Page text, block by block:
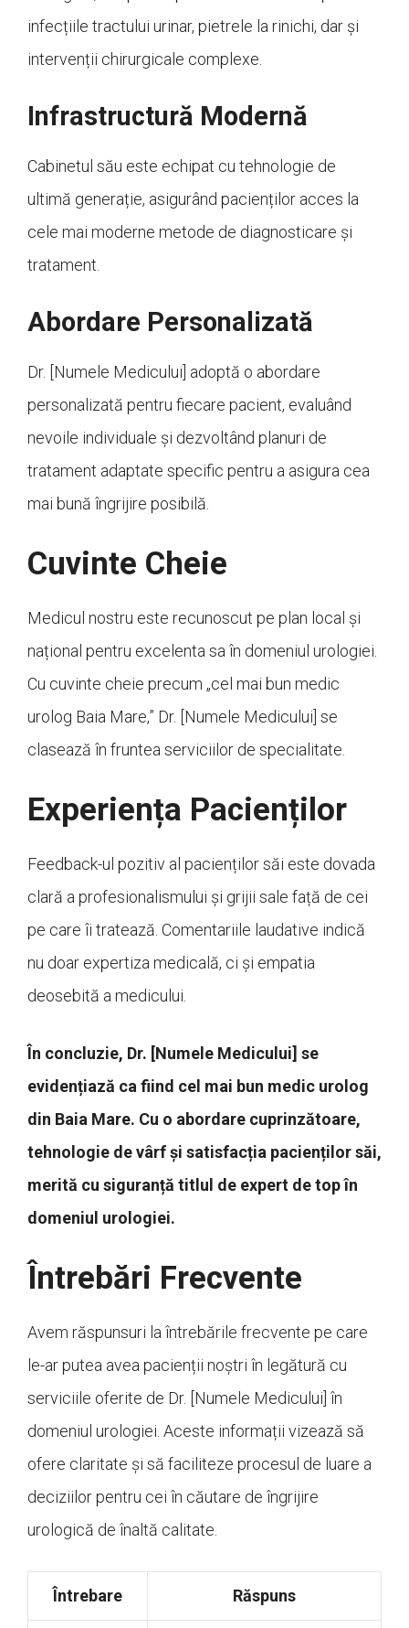
infecțiile tractului urinar, pietrele la rinichi, dar și
intervenții chirurgicale complexe.
Infrastructură Modernă
Cabinetul său este echipat cu tehnologie de
ultimă generație, asigurând pacienților acces la
cele mai moderne metode de diagnosticare și
tratament.
Abordare Personalizată
Dr. [Numele Medicului] adoptă o abordare
personalizată pentru fiecare pacient, evaluând
nevoile individuale și dezvoltând planuri de
tratament adaptate specific pentru a asigura cea
mai bună îngrijire posibilă.
Cuvinte Cheie
Medicul nostru este recunoscut pe plan local și
național pentru excelenta sa în domeniul urologiei.
Cu cuvinte cheie precum „cel mai bun medic
urolog Baia Mare,” Dr. [Numele Medicului] se
clasează în fruntea serviciilor de specialitate.
Experiența Pacienților
Feedback-ul pozitiv al pacienților săi este dovada
clară a profesionalismului și grijii sale față de cei
pe care îi tratează. Comentariile laudative indică
nu doar expertiza medicală, ci și empatia
deosebită a medicului.
În concluzie, Dr. [Numele Medicului] se
evidențiază ca fiind cel mai bun medic urolog
din Baia Mare. Cu o abordare cuprinzătoare,
tehnologie de vârf și satisfacția pacienților săi,
merită cu siguranță titlul de expert de top în
domeniul urologiei.
Întrebări Frecvente
Avem răspunsuri la întrebările frecvente pe care
le-ar putea avea pacienții noștri în legătură cu
serviciile oferite de Dr. [Numele Medicului] în
domeniul urologiei. Aceste informații vizează să
ofere claritate și să faciliteze procesul de luare a
deciziilor pentru cei în căutare de îngrijire
urologică de înaltă calitate.
Întrebare Răspuns